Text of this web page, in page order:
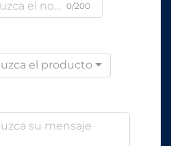
0/200
el producto